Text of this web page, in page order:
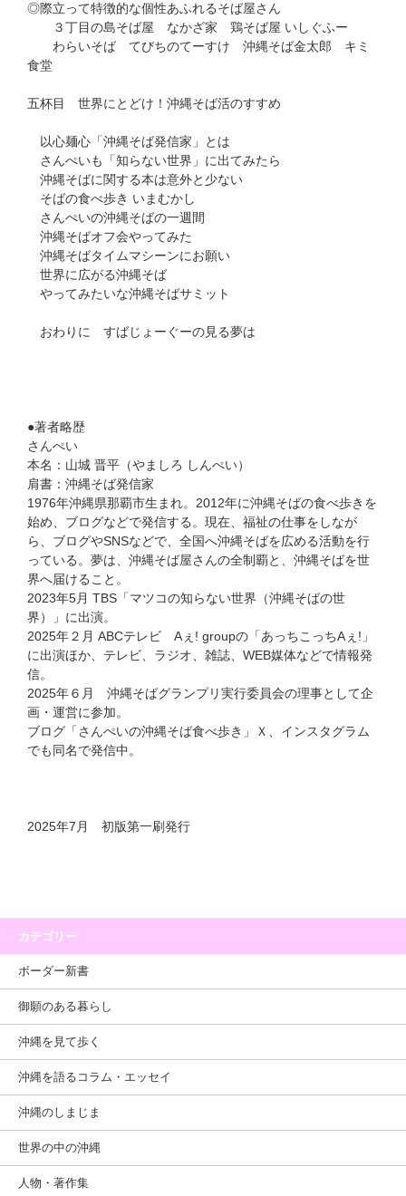
◎際立って特徴的な個性あふれるそば屋さん
３丁目の島そば屋 なかざ家 鶏そば屋 いしぐふー
わらいそば てびちのてーすけ 沖縄そば金太郎 キミ
食堂
五杯目 世界にとどけ！沖縄そば活のすすめ
以心麺心「沖縄そば発信家」とは
さんぺいも「知らない世界」に出てみたら
沖縄そばに関する本は意外と少ない
そばの食べ歩き いまむかし
さんぺいの沖縄そばの一週間
沖縄そばオフ会やってみた
沖縄そばタイムマシーンにお願い
世界に広がる沖縄そば
やってみたいな沖縄そばサミット
おわりに すばじょーぐーの見る夢は
●著者略歴
さんぺい
本名：山城 晋平（やましろ しんぺい）
肩書：沖縄そば発信家
1976年沖縄県那覇市生まれ。2012年に沖縄そばの食べ歩きを
始め、ブログなどで発信する。現在、福祉の仕事をしなが
ら、ブログやSNSなどで、全国へ沖縄そばを広める活動を行
っている。夢は、沖縄そば屋さんの全制覇と、沖縄そばを世
界へ届けること。
2023年5月 TBS「マツコの知らない世界（沖縄そばの世
界）」に出演。
2025年２月 ABCテレビ Aぇ! groupの「あっちこっちAぇ!」
に出演ほか、テレビ、ラジオ、雑誌、WEB媒体などで情報発
信。
2025年６月 沖縄そばグランプリ実行委員会の理事として企
画・運営に参加。
ブログ「さんぺいの沖縄そば食べ歩き」Ｘ、インスタグラム
でも同名で発信中。
2025年7月 初版第一刷発行
カテゴリー
ボーダー新書
御願のある暮らし
沖縄を見て歩く
沖縄を語るコラム・エッセイ
沖縄のしまじま
世界の中の沖縄
人物・著作集